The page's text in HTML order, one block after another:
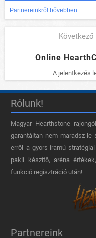
Partnereinkről bővebben
Online
A jelentkezés
Rólunk!
Magyar Hearthstone​
garantáltan nem maradsz
erről a gyors-iramú
pakli készítő, aréna
funkció regisztráció után!
Partnereink